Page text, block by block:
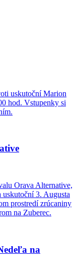
uskutoční Marion
hod. Vstupenky si
Orava Alternative,
3. Augusta
prostredí zrúcaniny
na Zuberec.
na